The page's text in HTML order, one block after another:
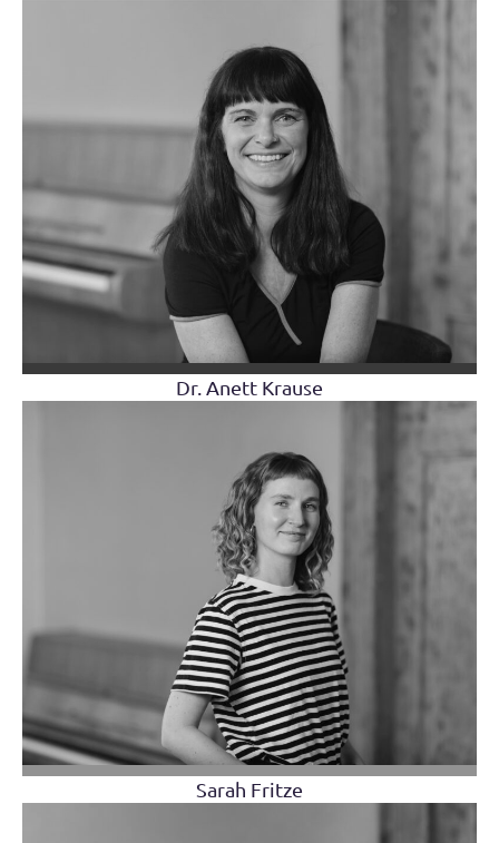
Dr. Anett Krause
Sarah Fritze